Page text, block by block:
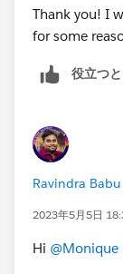
Thank you! I
for some
役立つ
Ravindra
2023年5月5日
Hi @Monique